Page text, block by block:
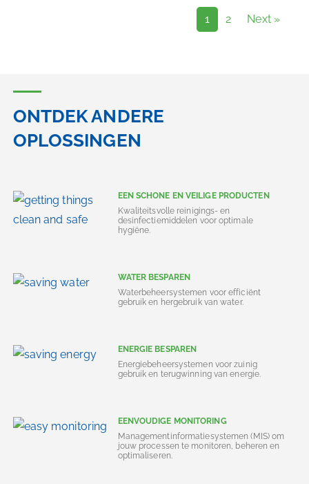
1 2 Next »
ONTDEK ANDERE
OPLOSSINGEN
EEN SCHONE EN VEILIGE PRODUCTEN
Kwaliteitsvolle reinigings- en
desinfectiemiddelen voor optimale
hygiëne.
WATER BESPAREN
Waterbeheersystemen voor efficiënt
gebruik en hergebruik van water.
ENERGIE BESPAREN
Energiebeheersystemen voor zuinig
gebruik en terugwinning van energie.
EENVOUDIGE MONITORING
Managementinformatiesystemen (MIS) om
jouw processen te monitoren, beheren en
optimaliseren.